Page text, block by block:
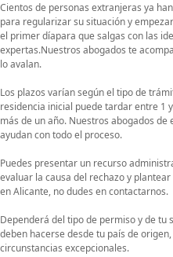
Cientos de personas extranjeras ya
para regularizar su situación y
el primer díapara que salgas con las
expertas.Nuestros abogados te
lo avalan.
Los plazos varían según el tipo de
residencia inicial puede tardar entre 1
más de un año. Nuestros abogados
ayudan con todo el proceso.
Puedes presentar un recurso
evaluar la causa del rechazo y
en Alicante, no dudes en contactarnos.
Dependerá del tipo de permiso y de tu
deben hacerse desde tu país de
circunstancias excepcionales.